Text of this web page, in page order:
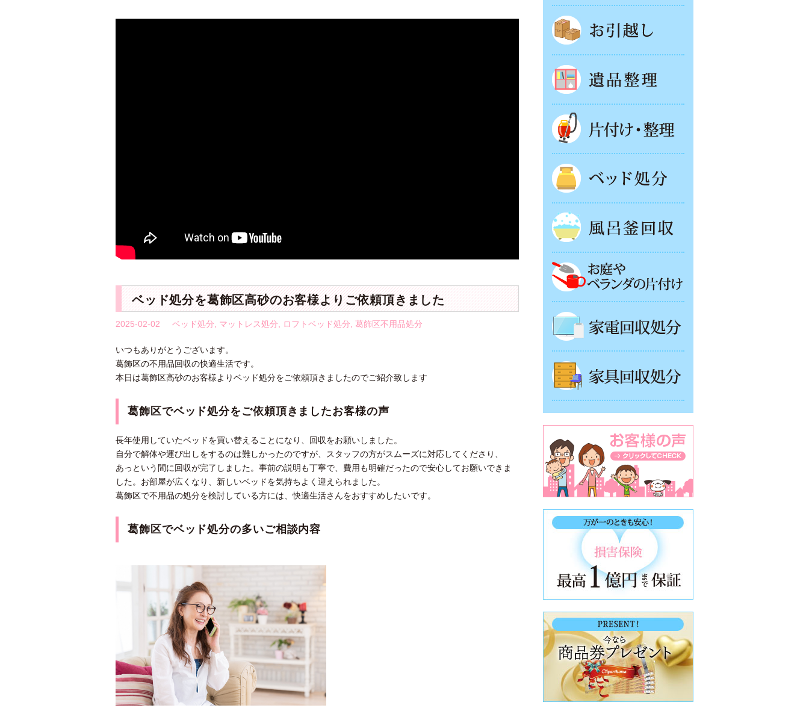
ベッド処分を葛飾区高砂のお客様よりご依頼頂きました
2025-02-02 ベッド処分 マットレス処分 ロフトベッド処分 葛飾区不用品処分
いつもありがとうございます。
葛飾区の不用品回収の快適生活です。
本日は葛飾区高砂のお客様よりベッド処分をご依頼頂きましたのでご紹介致します
葛飾区でベッド処分をご依頼頂きましたお客様の声
長年使用していたベッドを買い替えることになり、回収をお願いしました。
自分で解体や運び出しをするのは難しかったのですが、スタッフの方がスムーズに対応してくださり、
あっという間に回収が完了しました。事前の説明も丁寧で、費用も明確だったので安心してお願いできま
した。お部屋が広くなり、新しいベッドを気持ちよく迎えられました。
葛飾区で不用品の処分を検討している方には、快適生活さんをおすすめしたいです。
葛飾区でベッド処分の多いご相談内容